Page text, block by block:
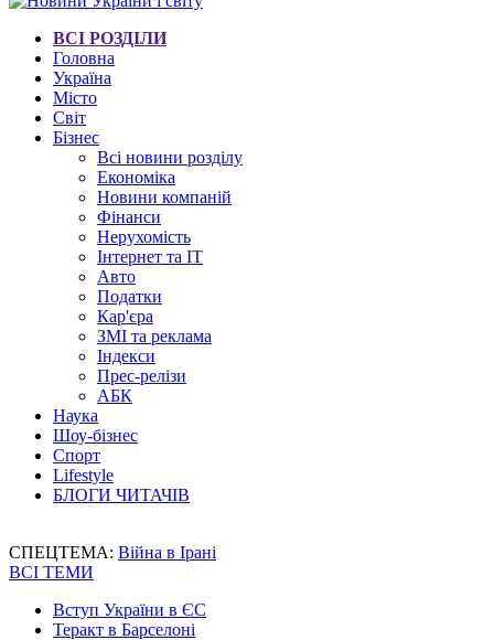
ВСІ РОЗДІЛИ
Головна
Україна
Місто
Світ
Бізнес
Всі новини розділу
Економіка
Новини компаній
Фінанси
Нерухомість
Інтернет та IT
Авто
Податки
Кар'єра
ЗМІ та реклама
Індекси
Прес-релізи
АБК
Наука
Шоу-бізнес
Спорт
Lifestyle
БЛОГИ ЧИТАЧІВ
СПЕЦТЕМА: Війна в Ірані
ВСІ ТЕМИ
Вступ України в ЄС
Теракт в Барселоні